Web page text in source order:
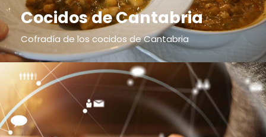
Cocidos de Cantabria
Cofradía de los cocidos de Cantabria